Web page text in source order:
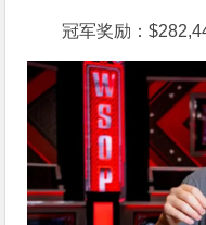
冠军奖励：